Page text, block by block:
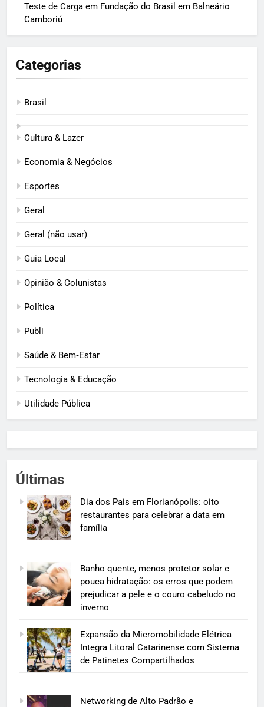
Teste de Carga em Fundação do Brasil em Balneário
Camboriú
Categorias
Brasil
Cultura & Lazer
Economia & Negócios
Esportes
Geral
Geral (não usar)
Guia Local
Opinião & Colunistas
Política
Publi
Saúde & Bem‑Estar
Tecnologia & Educação
Utilidade Pública
Últimas
Dia dos Pais em Florianópolis: oito
restaurantes para celebrar a data em
família
Banho quente, menos protetor solar e
pouca hidratação: os erros que podem
prejudicar a pele e o couro cabeludo no
inverno
Expansão da Micromobilidade Elétrica
Integra Litoral Catarinense com Sistema
de Patinetes Compartilhados
Networking de Alto Padrão e